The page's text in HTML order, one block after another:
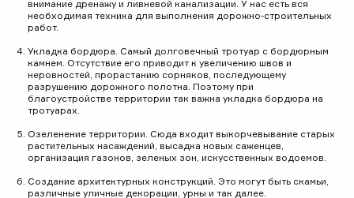
внимание дренажу и ливневой канализации. У нас есть вся
необходимая техника для выполнения дорожно-строительных
работ.
Укладка бордюра. Самый долговечный тротуар с бордюрным
камнем. Отсутствие его приводит к увеличению швов и
неровностей, прорастанию сорняков, последующему
разрушению дорожного полотна. Поэтому при
благоустройстве территории так важна укладка бордюра на
тротуарах.
Озеленение территории. Сюда входит выкорчевывание старых
растительных насаждений, высадка новых саженцев,
организация газонов, зеленых зон, искусственных водоемов.
Создание архитектурных конструкций. Это могут быть скамьи,
различные уличные декорации, урны и так далее.